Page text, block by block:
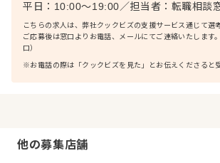
平日：10:00〜19:00／担当者： 転職相談
こちらの求人は、弊社クックビズの支援サービス通じて選
ご応募後は窓口よりお電話、メールにてご連絡いたしま
口）
※お電話の際は「クックビズを見た」とお伝えくださると
他の募集店舗